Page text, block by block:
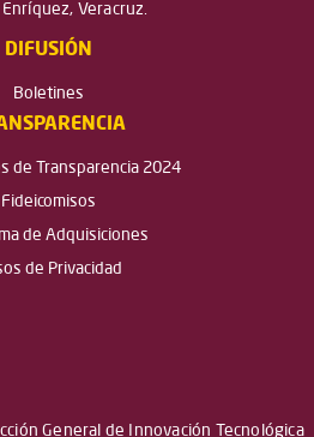
Veracruz.
DIFUSIÓN
Boletines
de Transparencia 2024
Fideicomisos
de Adquisiciones
de Privacidad
General de Innovación Tecnológica